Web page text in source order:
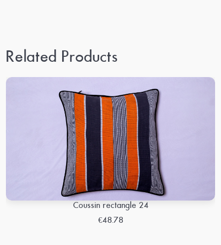
Related Products
Coussin rectangle 24
€48.78